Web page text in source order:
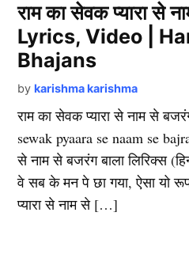
राम का सेवक प्यारा से
Lyrics, Video |
Bhajans
by karishma karishma
राम का सेवक प्यारा से नाम से
sewak pyaara se naam se
से नाम से बजरंग बाला लिरिक्स
वे सब के मन पे छा गया, ऐसा यो
प्यारा से नाम से […]